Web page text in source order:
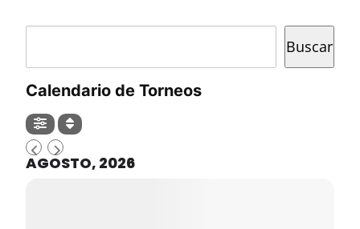
Buscar
Calendario de Torneos
AGOSTO, 2026